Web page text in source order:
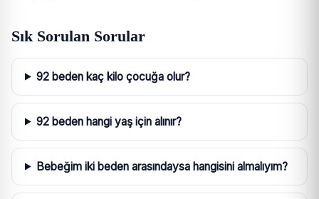
Sık Sorulan Sorular
92 beden kaç kilo çocuğa olur?
92 beden hangi yaş için alınır?
Bebeğim iki beden arasındaysa hangisini almalıyım?